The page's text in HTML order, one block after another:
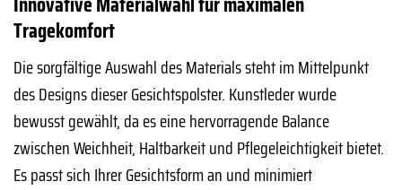
Tragekomfort
Die sorgfältige Auswahl des Materials steht im Mittelpunkt
des Designs dieser Gesichtspolster. Kunstleder wurde
bewusst gewählt, da es eine hervorragende Balance
zwischen Weichheit, Haltbarkeit und Pflegeleichtigkeit bietet.
Es passt sich Ihrer Gesichtsform an und minimiert